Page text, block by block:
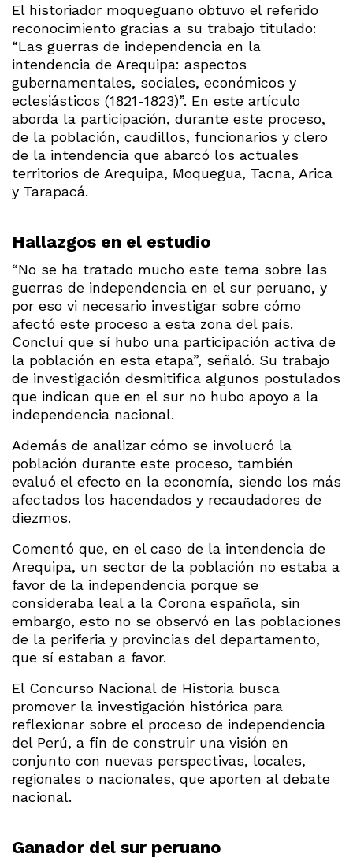
El historiador moqueguano obtuvo el referido
reconocimiento gracias a su trabajo titulado:
“Las guerras de independencia en la
intendencia de Arequipa: aspectos
gubernamentales, sociales, económicos y
eclesiásticos (1821-1823)”. En este artículo
aborda la participación, durante este proceso,
de la población, caudillos, funcionarios y clero
de la intendencia que abarcó los actuales
territorios de Arequipa, Moquegua, Tacna, Arica
y Tarapacá.
Hallazgos en el estudio
“No se ha tratado mucho este tema sobre las
guerras de independencia en el sur peruano, y
por eso vi necesario investigar sobre cómo
afectó este proceso a esta zona del país.
Concluí que sí hubo una participación activa de
la población en esta etapa”, señaló. Su trabajo
de investigación desmitifica algunos postulados
que indican que en el sur no hubo apoyo a la
independencia nacional.
Además de analizar cómo se involucró la
población durante este proceso, también
evaluó el efecto en la economía, siendo los más
afectados los hacendados y recaudadores de
diezmos.
Comentó que, en el caso de la intendencia de
Arequipa, un sector de la población no estaba a
favor de la independencia porque se
consideraba leal a la Corona española, sin
embargo, esto no se observó en las poblaciones
de la periferia y provincias del departamento,
que sí estaban a favor.
El Concurso Nacional de Historia busca
promover la investigación histórica para
reflexionar sobre el proceso de independencia
del Perú, a fin de construir una visión en
conjunto con nuevas perspectivas, locales,
regionales o nacionales, que aporten al debate
nacional.
Ganador del sur peruano